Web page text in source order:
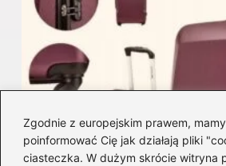
Zgodnie z europejskim prawem,
poinformować Cię jak działają pliki
ciasteczka. W dużym skrócie witryna